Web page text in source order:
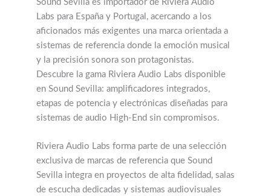
Sound Sevilla es importador de Riviera Audio
Labs para España y Portugal, acercando a los
aficionados más exigentes una marca orientada a
sistemas de referencia donde la emoción musical
y la precisión sonora son protagonistas.
Descubre la gama Riviera Audio Labs disponible
en Sound Sevilla: amplificadores integrados,
etapas de potencia y electrónicas diseñadas para
sistemas de audio High-End sin compromisos.
Riviera Audio Labs forma parte de una selección
exclusiva de marcas de referencia que Sound
Sevilla integra en proyectos de alta fidelidad, salas
de escucha dedicadas y sistemas audiovisuales